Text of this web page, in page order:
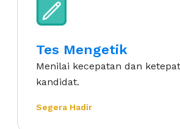
Tes Mengetik
Menilai kecepatan dan
kandidat.
Segera Hadir